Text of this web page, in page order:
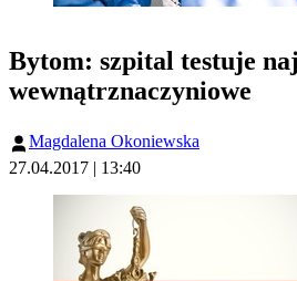
Bytom: szpital testuje
wewnątrznaczyniowe
Magdalena Okoniewska
27.04.2017 | 13:40